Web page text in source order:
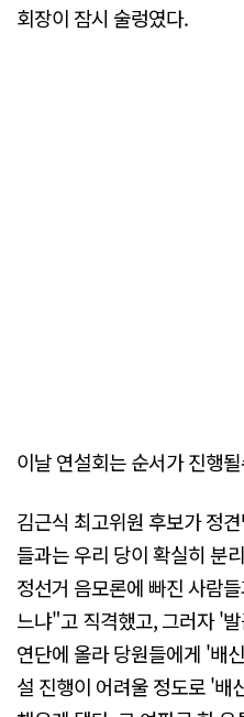
회장이 잠시 술렁였다.
이날 연설회는 순서가 진행
김근식 최고위원 후보가 정
들과는 우리 당이 확실히 분
정선거 음모론에 빠진 사람
느냐"고 직격했고, 그러자 '
연단에 올라 당원들에게 '배
설 진행이 어려울 정도로 '배